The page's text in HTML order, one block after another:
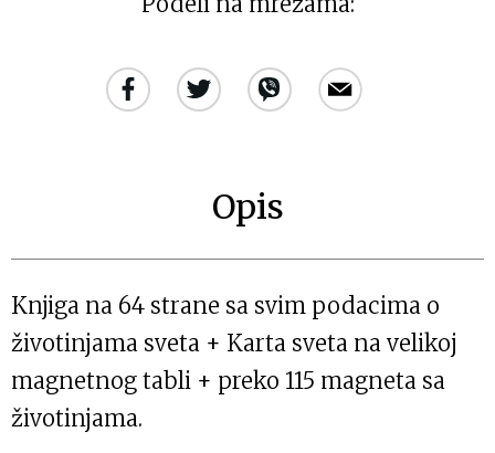
Opis
Knjiga na 64 strane sa svim podacima o
životinjama sveta + Karta sveta na velikoj
magnetnog tabli + preko 115 magneta sa
životinjama.